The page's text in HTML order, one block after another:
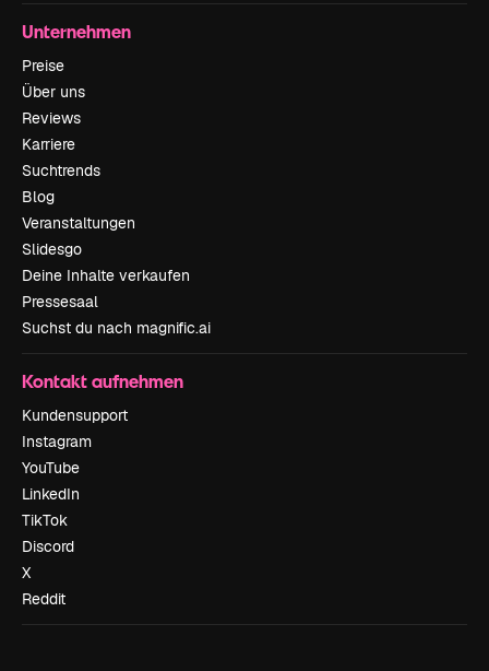
Unternehmen
Preise
Über uns
Reviews
Karriere
Suchtrends
Blog
Veranstaltungen
Slidesgo
Deine Inhalte verkaufen
Pressesaal
Suchst du nach magnific.ai
Kontakt aufnehmen
Kundensupport
Instagram
YouTube
LinkedIn
TikTok
Discord
X
Reddit